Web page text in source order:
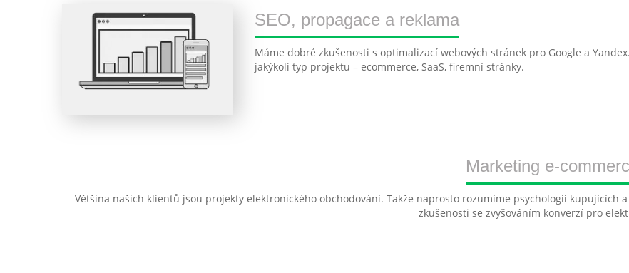
SEO, propagace a reklama
Máme dobré zkušenosti s optimalizací webových stránek pro Google a
jakýkoli typ projektu – ecommerce, SaaS, firemní stránky.
Marketing e-
Většina našich klientů jsou projekty elektronického obchodování. Takže naprosto rozumíme psychologii kupujících
zkušenosti se zvyšováním konverzí pro